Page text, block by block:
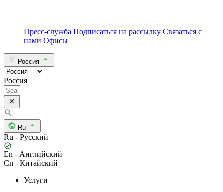
Пресс-служба Подписаться на рассылку Связаться с
нами Офисы
Россия
Россия
Ru
Ru - Русский
En - Английский
Cn - Китайский
Услуги